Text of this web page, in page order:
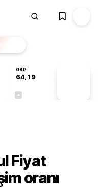
GBP
64,19
Fiyat
oranı